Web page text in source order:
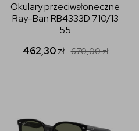
Okulary przeciwsłoneczne
Ray-Ban RB4333D 710/13
55
462,30zł 670,00zł